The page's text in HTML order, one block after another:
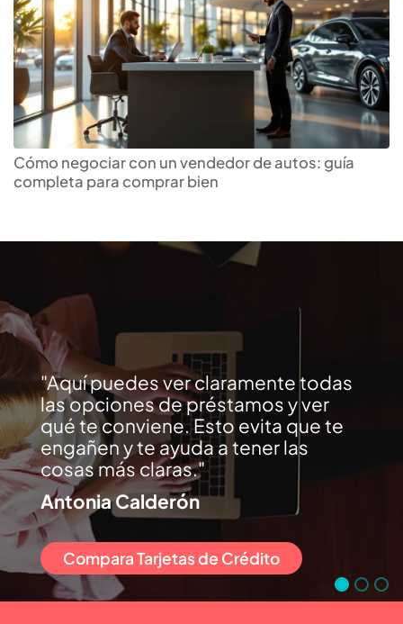
Cómo negociar con un vendedor de autos: guía
completa para comprar bien
Aquí puedes ver claramente todas
las opciones de préstamos y ver
qué te conviene. Esto evita que te
engañen y te ayuda a tener las
cosas más claras.
Antonia Calderón
Compara Tarjetas de Crédito